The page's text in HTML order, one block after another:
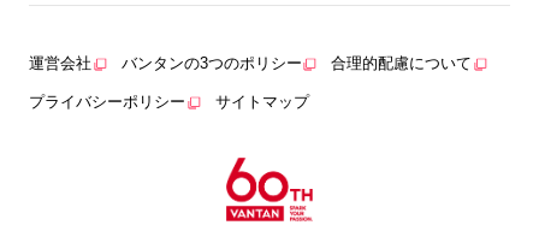
運営会社 バンタンの3つのポリシー 合理的配慮について
プライバシーポリシー サイトマップ